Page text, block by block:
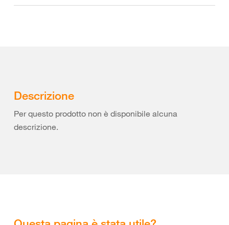
Descrizione
Per questo prodotto non è disponibile alcuna
descrizione.